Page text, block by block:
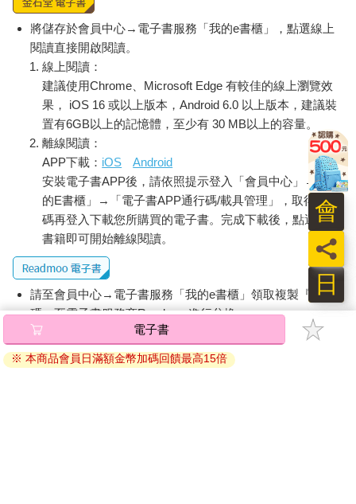
將儲存於會員中心→電子書服務「我的e書櫃」，點選線上
閱讀直接開啟閱讀。
線上閱讀：
建議使用Chrome、Microsoft Edge 有較佳的線上瀏覽效
果， iOS 16 或以上版本，Android 6.0 以上版本，建議裝
置有6GB以上的記憶體，至少有 30 MB以上的容量。
離線閱讀：
APP下載： iOS
Android
安裝電子書APP後，請依照提示登入「會員中心」→「我
的E書櫃」→「電子書APP通行碼/載具管理」，取得通行
碼再登入下載您所購買的電子書。完成下載後，點選任一
書籍即可開始離線閱讀。
請至會員中心→電子書服務「我的e書櫃」領取複製『兌換
碼』至電子書服務商Readmoo進行兌換。
退換貨須知：
因版權保護，您在金石堂所購買的電子書僅能以金石堂專屬
電子書
※ 本商品會員日滿額金幣加碼回饋最高15倍
日
員
會